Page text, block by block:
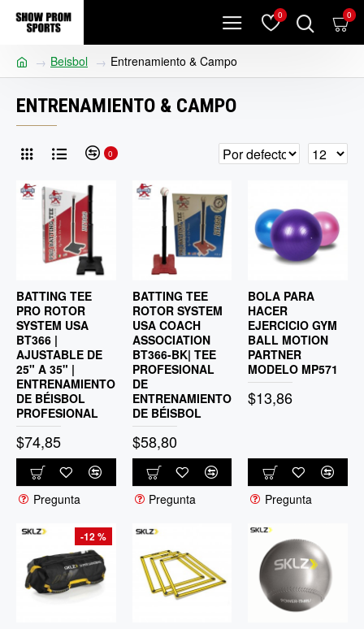
0 0
Beisbol Entrenamiento & Campo
ENTRENAMIENTO & CAMPO
0
BATTING TEE
PRO ROTOR
SYSTEM USA
BT366 |
AJUSTABLE DE
25" A 35" |
ENTRENAMIENTO
DE BÉISBOL
PROFESIONAL
$74,85
Pregunta
BATTING TEE
ROTOR SYSTEM
USA COACH
ASSOCIATION
BT366-BK| TEE
PROFESIONAL
DE
ENTRENAMIENTO
DE BÉISBOL
$58,80
Pregunta
BOLA PARA
HACER
EJERCICIO GYM
BALL MOTION
PARTNER
MODELO MP571
$13,86
Pregunta
-12 %